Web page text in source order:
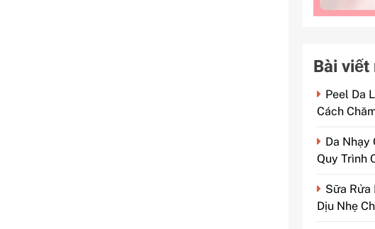
Bài
Peel Da
Cách
Da Nhạy
Quy Trình
Sữa Rửa
Dịu Nhẹ